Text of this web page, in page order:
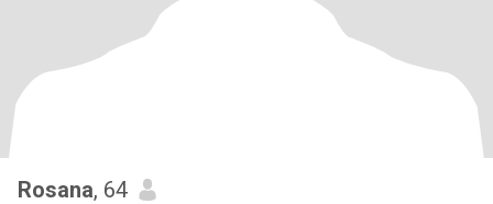
Rosana, 64